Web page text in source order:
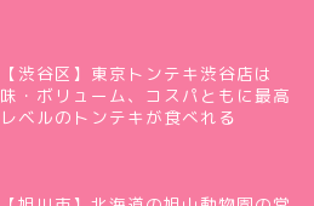
【渋谷区】東京トンテキ渋谷店は
味・ボリューム、コスパともに最高
レベルのトンテキが食べれる